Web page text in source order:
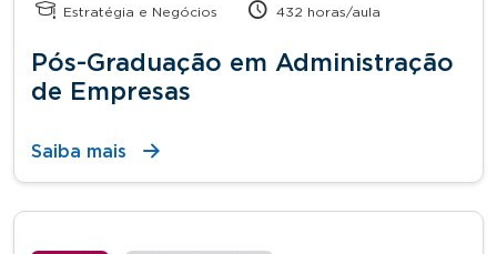
Estratégia e Negócios 432 horas/aula
Pós-Graduação em Administração
de Empresas
Saiba mais